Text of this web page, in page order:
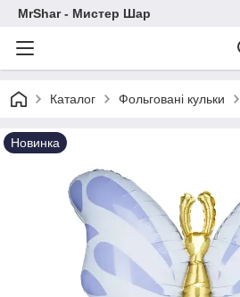
MrShar - Мистер Шар
Каталог Фольговані кульки
Новинка